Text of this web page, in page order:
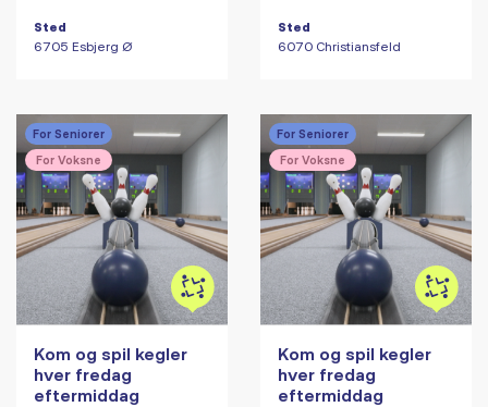
Sted
6705 Esbjerg Ø
Sted
6070 Christiansfeld
For Seniorer
For Voksne
Kom og spil kegler
hver fredag
eftermiddag
For Seniorer
For Voksne
Kom og spil kegler
hver fredag
eftermiddag